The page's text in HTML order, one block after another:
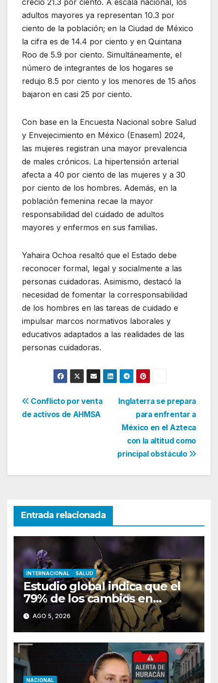
creció 21.3 por ciento. A escala nacional, los
adultos mayores ya representan 10.3 por
ciento de la población; en la Ciudad de México
la cifra es de 14.4 por ciento y en Quintana
Roo de 5.9 por ciento. Simultáneamente, el
número de integrantes de los hogares se
redujo 8.5 por ciento y los menores de 15 años
bajaron en casi 25 por ciento.
Con base en la Encuesta Nacional sobre Salud
y Envejecimiento en México (Enasem) 2024,
las mujeres registran una mayor prevalencia
de males crónicos. La hipertensión arterial
afecta a 40 por ciento de las mujeres y a 30
por ciento de los hombres. Además, en la
población femenina recae la mayor
responsabilidad del cuidado de adultos
mayores y enfermos en sus familias.
Yahaira Ochoa resaltó que el Estado debe
reconocer formal, legal y socialmente a las
personas cuidadoras. Asimismo, destacó la
necesidad de fomentar la corresponsabilidad
de los hombres en las tareas de cuidado e
impulsar marcos normativos laborales y
educativos adaptados a las realidades de las
personas cuidadoras.
Navegación
Inglaterra se prepara
para enfrentar a
México en el Azteca
con la altitud como
principal obstáculo
Conflicto por venta
de activos de AHMSA
Entrada relacionada
INTERNACIONAL SALUD
Estudio global indica que el
79% de los cambios en
hábitat de mariposas se
asocian al calentamiento
global
AGO 5, 2026
NACIONAL